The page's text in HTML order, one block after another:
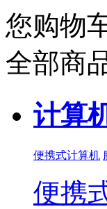
您购物
全部商
计算
便携式计算机
便携